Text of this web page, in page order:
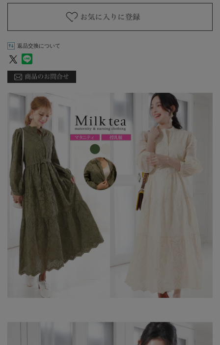
返品交換について